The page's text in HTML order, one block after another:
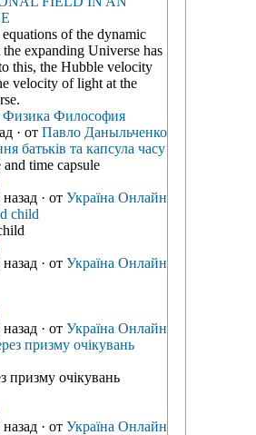
of the dynamic
expanding Universe has
this, the Hubble velocity
velocity of light at the
Физика Философия
· от Павло Даныльченко
батьків та капсула часу
time capsule
· от Україна Онлайн
child
· от Україна Онлайн
· от Україна Онлайн
призму очікувань
призму очікувань
· от Україна Онлайн